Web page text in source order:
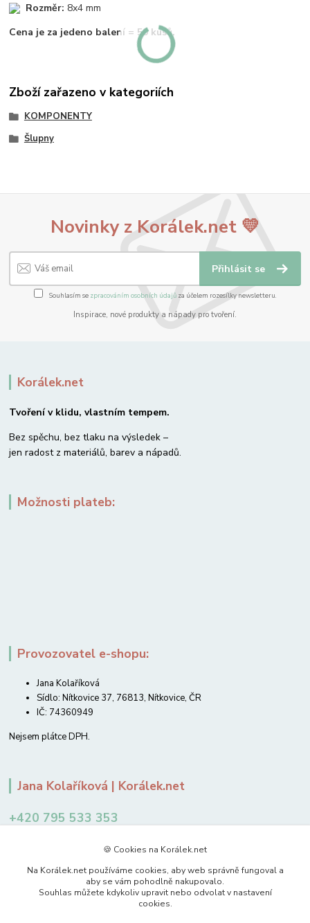
Rozměr: 8x4 mm
Cena je za jedeno balení = 50 kusů.
Zboží zařazeno v kategoriích
KOMPONENTY
Šlupny
Novinky z Korálek.net 💛
Přihlásit se
Souhlasím se zpracováním osobních údajůza účelem rozesílky newsletteru.
Inspirace, nové produkty a nápady pro tvoření.
Korálek.net
Tvoření v klidu, vlastním tempem.
Bez spěchu, bez tlaku na výsledek –
jen radost z materiálů, barev a nápadů.
Možnosti plateb:
Provozovatel e-shopu:
Jana Kolaříková
Sídlo: Nítkovice 37, 76813, Nítkovice, ČR
IČ: 74360949
Nejsem plátce DPH.
Jana Kolaříková | Korálek.net
+420 795 533 353
🍪 Cookies na Korálek.net
Na Korálek.net používáme cookies, aby web správně fungoval a
aby se vám pohodlně nakupovalo.
Souhlas můžete kdykoliv upravit nebo odvolat v nastavení
cookies.